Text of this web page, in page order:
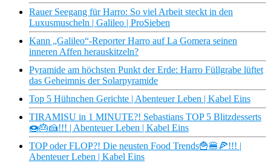
Rauer Seegang für Harro: So viel Arbeit steckt in den
Luxusmuscheln | Galileo | ProSieben
Kann „Galileo“-Reporter Harro auf La Gomera seinen
inneren Affen herauskitzeln?
Pyramide am höchsten Punkt der Erde: Harro Füllgrabe lüftet
das Geheimnis der Solarpyramide
Top 5 Hühnchen Gerichte | Abenteuer Leben | Kabel Eins
TIRAMISU in 1 MINUTE?! Sebastians TOP 5 Blitzdesserts
🍩🎂🍰!!! | Abenteuer Leben | Kabel Eins
TOP oder FLOP?! Die neusten Food Trends🍟🍔🍕!!! |
Abenteuer Leben | Kabel Eins